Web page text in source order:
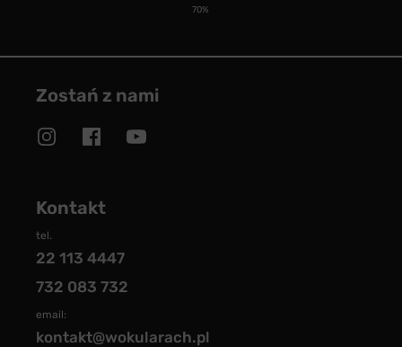
70%
Zostań z nami
Kontakt
tel.
22 113 4447
732 083 732
email:
kontakt@wokularach.pl